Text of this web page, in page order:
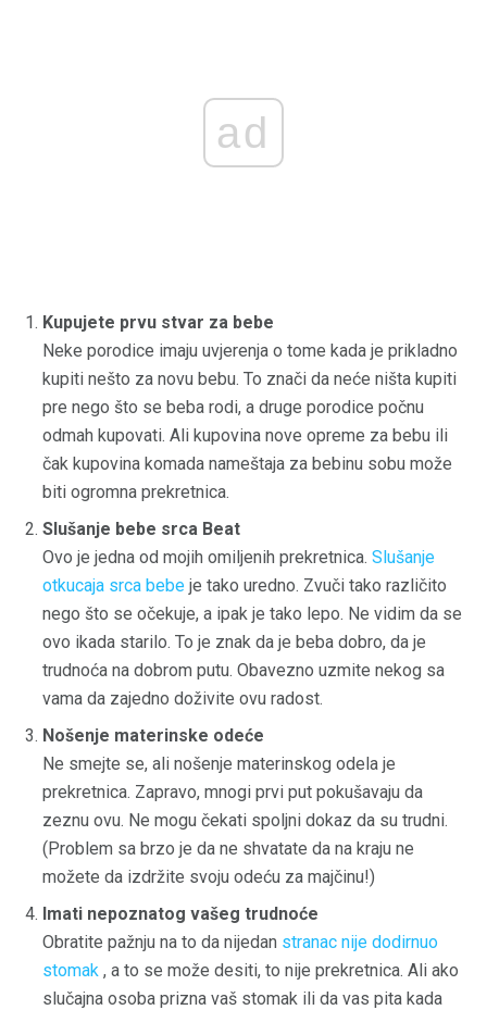
ad
Kupujete prvu stvar za bebe
Neke porodice imaju uvjerenja o tome kada je prikladno
kupiti nešto za novu bebu. To znači da neće ništa kupiti
pre nego što se beba rodi, a druge porodice počnu
odmah kupovati. Ali kupovina nove opreme za bebu ili
čak kupovina komada nameštaja za bebinu sobu može
biti ogromna prekretnica.
Slušanje bebe srca Beat
Ovo je jedna od mojih omiljenih prekretnica. Slušanje
otkucaja srca bebe je tako uredno. Zvuči tako različito
nego što se očekuje, a ipak je tako lepo. Ne vidim da se
ovo ikada starilo. To je znak da je beba dobro, da je
trudnoća na dobrom putu. Obavezno uzmite nekog sa
vama da zajedno doživite ovu radost.
Nošenje materinske odeće
Ne smejte se, ali nošenje materinskog odela je
prekretnica. Zapravo, mnogi prvi put pokušavaju da
zeznu ovu. Ne mogu čekati spoljni dokaz da su trudni.
(Problem sa brzo je da ne shvatate da na kraju ne
možete da izdržite svoju odeću za majčinu!)
Imati nepoznatog vašeg trudnoće
Obratite pažnju na to da nijedan stranac nije dodirnuo
stomak , a to se može desiti, to nije prekretnica. Ali ako
slučajna osoba prizna vaš stomak ili da vas pita kada